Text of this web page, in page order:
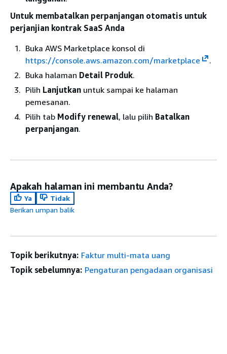
Untuk membatalkan perpanjangan otomatis untuk
perjanjian kontrak SaaS Anda
Buka AWS Marketplace konsol di
https://console.aws.amazon.com/marketplace
.
Buka halaman Detail Produk.
Pilih Lanjutkan untuk sampai ke halaman
pemesanan.
Pilih tab Modify renewal, lalu pilih Batalkan
perpanjangan.
Apakah halaman ini membantu Anda?
Ya
Tidak
Berikan umpan balik
Topik berikutnya: Faktur multi-mata uang
Topik sebelumnya: Pengaturan pengadaan organisasi